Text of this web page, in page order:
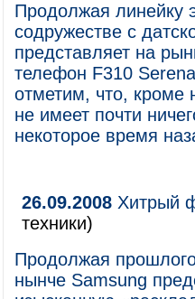
Продолжая линейку
содружестве с
представляет на
телефон F310
отметим, что, кроме
не имеет почти
некоторое время
26.09.2008 Хитрый
техники)
Продолжая
нынче Samsung